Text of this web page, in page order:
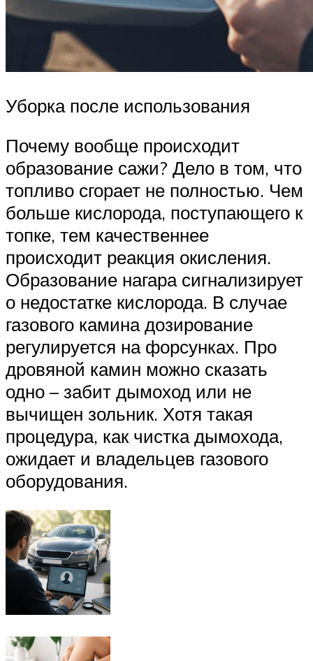
Уборка после использования
Почему вообще происходит
образование сажи? Дело в том, что
топливо сгорает не полностью. Чем
больше кислорода, поступающего к
топке, тем качественнее
происходит реакция окисления.
Образование нагара сигнализирует
о недостатке кислорода. В случае
газового камина дозирование
регулируется на форсунках. Про
дровяной камин можно сказать
одно – забит дымоход или не
вычищен зольник. Хотя такая
процедура, как чистка дымохода,
ожидает и владельцев газового
оборудования.